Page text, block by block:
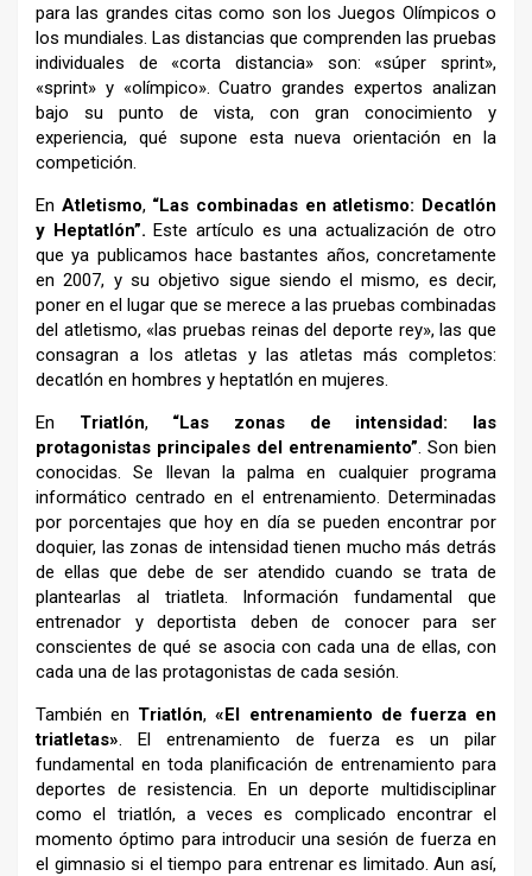
para las grandes citas como son los Juegos Olímpicos o
los mundiales. Las distancias que comprenden las pruebas
individuales de «corta distancia» son: «súper sprint»,
«sprint» y «olímpico». Cuatro grandes expertos analizan
bajo su punto de vista, con gran conocimiento y
experiencia, qué supone esta nueva orientación en la
competición.
En Atletismo, “Las combinadas en atletismo: Decatlón
y Heptatlón”.Este artículo es una actualización de otro
que ya publicamos hace bastantes años, concretamente
en 2007, y su objetivo sigue siendo el mismo, es decir,
poner en el lugar que se merece a las pruebas combinadas
del atletismo, «las pruebas reinas del deporte rey», las que
consagran a los atletas y las atletas más completos:
decatlón en hombres y heptatlón en mujeres.
En Triatlón, “Las zonas de intensidad: las
protagonistas principales del entrenamiento”. Son bien
conocidas. Se llevan la palma en cualquier programa
informático centrado en el entrenamiento. Determinadas
por porcentajes que hoy en día se pueden encontrar por
doquier, las zonas de intensidad tienen mucho más detrás
de ellas que debe de ser atendido cuando se trata de
plantearlas al triatleta. Información fundamental que
entrenador y deportista deben de conocer para ser
conscientes de qué se asocia con cada una de ellas, con
cada una de las protagonistas de cada sesión.
También en Triatlón,«El entrenamiento de fuerza en
triatletas». El entrenamiento de fuerza es un pilar
fundamental en toda planificación de entrenamiento para
deportes de resistencia. En un deporte multidisciplinar
como el triatlón, a veces es complicado encontrar el
momento óptimo para introducir una sesión de fuerza en
el gimnasio si el tiempo para entrenar es limitado. Aun así,